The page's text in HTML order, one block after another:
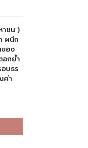
าชน )
ผนึก
อง
อกย้ำ
บธร
ค่า